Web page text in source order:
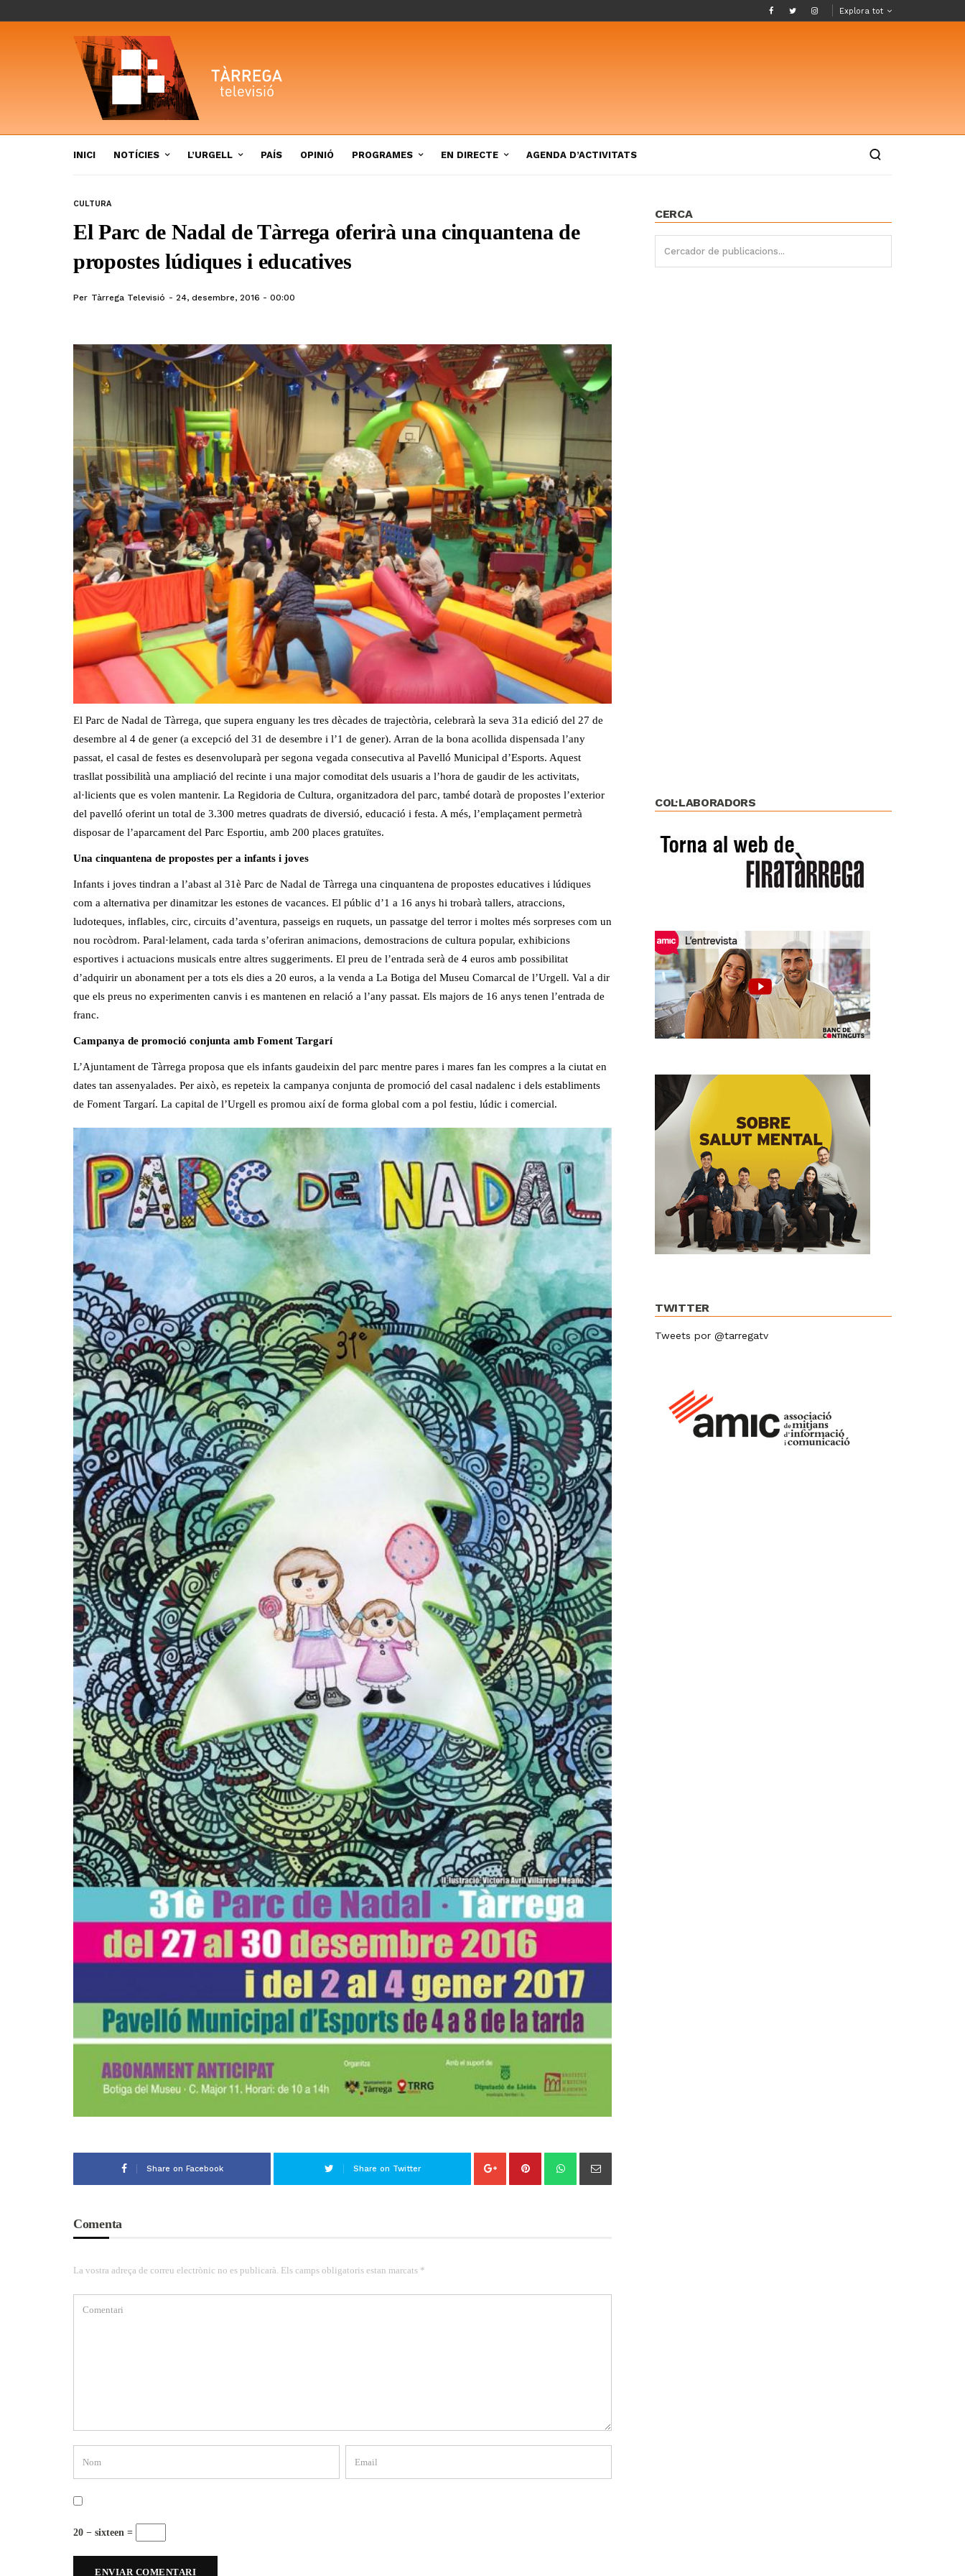
Explora tot
INICI NOTÍCIES L’URGELL PAÍS OPINIÓ PROGRAMES EN DIRECTE AGENDA D’ACTIVITATS
CULTURA
El Parc de Nadal de Tàrrega oferirà una cinquantena de
propostes lúdiques i educatives
Per Tàrrega Televisió 24, desembre, 2016 - 00:00
El Parc de Nadal de Tàrrega, que supera enguany les tres dècades de trajectòria, celebrarà la seva 31a edició del 27 de
desembre al 4 de gener (a excepció del 31 de desembre i l’1 de gener). Arran de la bona acollida dispensada l’any
passat, el casal de festes es desenvoluparà per segona vegada consecutiva al Pavelló Municipal d’Esports. Aquest
trasllat possibilità una ampliació del recinte i una major comoditat dels usuaris a l’hora de gaudir de les activitats,
al·licients que es volen mantenir. La Regidoria de Cultura, organitzadora del parc, també dotarà de propostes l’exterior
del pavelló oferint un total de 3.300 metres quadrats de diversió, educació i festa. A més, l’emplaçament permetrà
disposar de l’aparcament del Parc Esportiu, amb 200 places gratuïtes.
Una cinquantena de propostes per a infants i joves
Infants i joves tindran a l’abast al 31è Parc de Nadal de Tàrrega una cinquantena de propostes educatives i lúdiques
com a alternativa per dinamitzar les estones de vacances. El públic d’1 a 16 anys hi trobarà tallers, atraccions,
ludoteques, inflables, circ, circuits d’aventura, passeigs en ruquets, un passatge del terror i moltes més sorpreses com un
nou rocòdrom. Paral·lelament, cada tarda s’oferiran animacions, demostracions de cultura popular, exhibicions
esportives i actuacions musicals entre altres suggeriments. El preu de l’entrada serà de 4 euros amb possibilitat
d’adquirir un abonament per a tots els dies a 20 euros, a la venda a La Botiga del Museu Comarcal de l’Urgell. Val a dir
que els preus no experimenten canvis i es mantenen en relació a l’any passat. Els majors de 16 anys tenen l’entrada de
franc.
Campanya de promoció conjunta amb Foment Targarí
L’Ajuntament de Tàrrega proposa que els infants gaudeixin del parc mentre pares i mares fan les compres a la ciutat en
dates tan assenyalades. Per això, es repeteix la campanya conjunta de promoció del casal nadalenc i dels establiments
de Foment Targarí. La capital de l’Urgell es promou així de forma global com a pol festiu, lúdic i comercial.
Share on Facebook Share on Twitter
Comenta
La vostra adreça de correu electrònic no es publicarà. Els camps obligatoris estan marcats *
20 − sixteen =
CERCA
COL·LABORADORS
TWITTER
Tweets por @tarregatv